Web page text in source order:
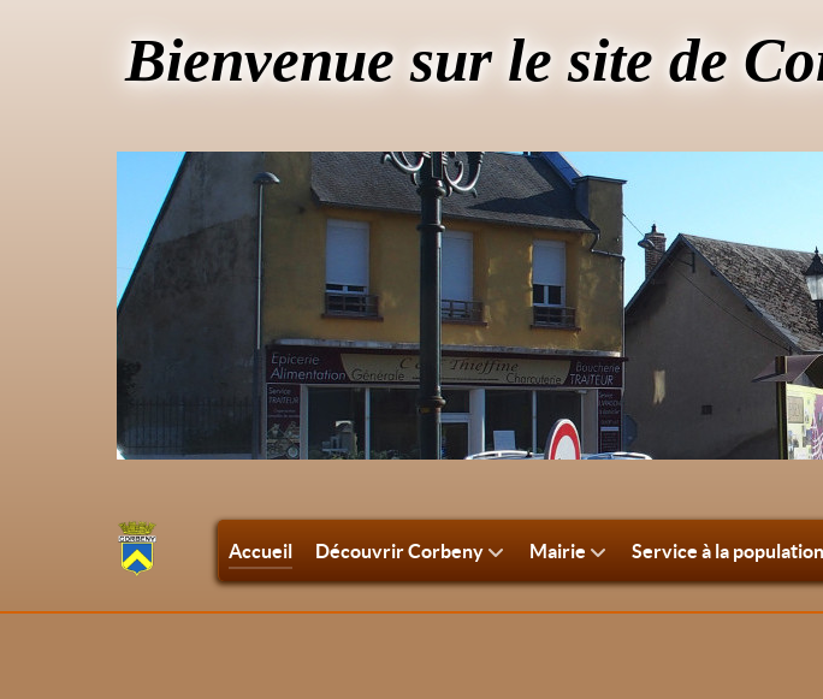
Bienvenue sur le site de
Accueil Découvrir Corbeny Mairie Service à la population